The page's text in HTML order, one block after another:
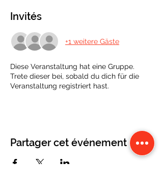
Invités
+1 weitere Gäste
Diese Veranstaltung hat eine Gruppe.
Trete dieser bei, sobald du dich für die
Veranstaltung registriert hast.
Partager cet événement